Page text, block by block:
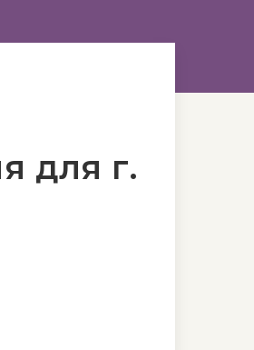
для г.